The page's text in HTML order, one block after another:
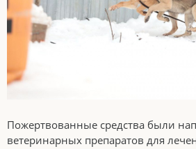
Пожертвованные средства были
ветеринарных препаратов для